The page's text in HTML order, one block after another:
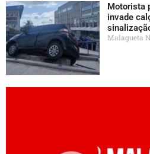
Motorista
invade
Malagueta